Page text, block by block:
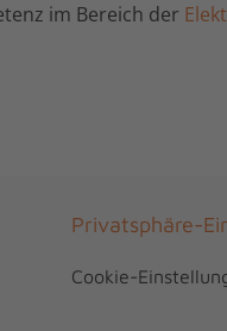
im Bereich der
Privatsphäre-
Cookie-